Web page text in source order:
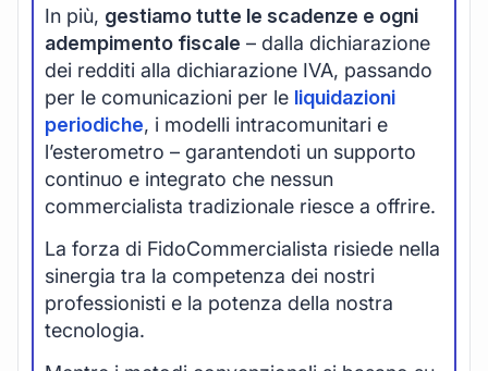
In più, gestiamo tutte le scadenze e ogni
adempimento fiscale – dalla dichiarazione
dei redditi alla dichiarazione IVA, passando
per le comunicazioni per le liquidazioni
periodiche, i modelli intracomunitari e
l’esterometro – garantendoti un supporto
continuo e integrato che nessun
commercialista tradizionale riesce a offrire.
La forza di FidoCommercialista risiede nella
sinergia tra la competenza dei nostri
professionisti e la potenza della nostra
tecnologia.